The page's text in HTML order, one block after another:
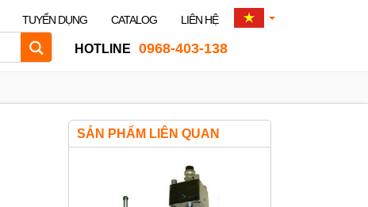
TUYỂN DỤNG CATALOG LIÊN HỆ
HOTLINE 0968-403-138
SẢN PHẨM LIÊN QUAN